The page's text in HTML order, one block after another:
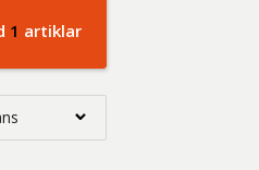
1 artiklar